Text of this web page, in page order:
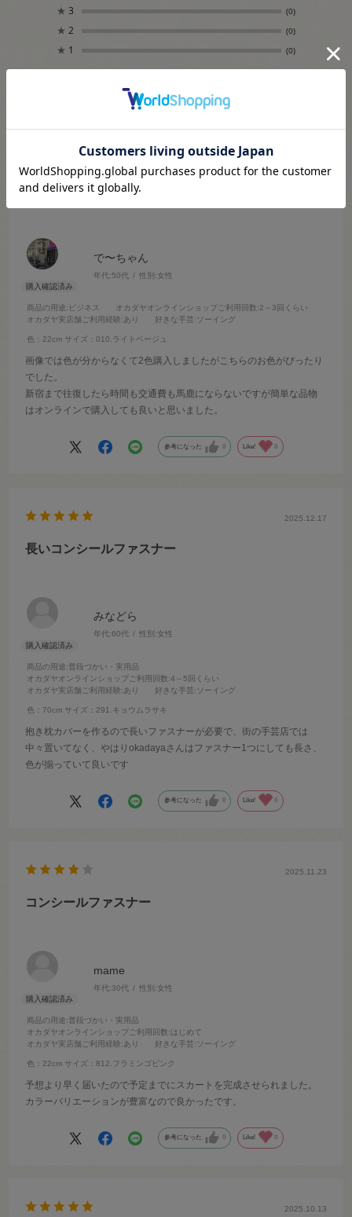
★ 3 (0)
★ 2 (0)
★ 1 (0)
表示：新しい順
で〜ちゃん
年代:50代 性別:女性
商品の用途:ビジネス オカダヤオンラインショップご利用回数:2～3回くらい
オカダヤ実店舗ご利用経験:あり 好きな手芸:ソーイング
色：22cm サイズ：010.ライトベージュ
ドンピシャ！！www
画像では色が分からなくて2色購入しましたがこちらのお色がぴったり
でした。
新宿まで往復したら時間も交通費も馬鹿にならないですが簡単な品物
はオンラインで購入しても良いと思いました。
参考になった 0 Like! 0
みなどら
年代:60代 性別:女性
商品の用途:普段づかい・実用品
オカダヤオンラインショップご利用回数:4～5回くらい
オカダヤ実店舗ご利用経験:あり 好きな手芸:ソーイング
色：70cm サイズ：291.キョウムラサキ
2025.12.17
長いコンシールファスナー
抱き枕カバーを作るので長いファスナーが必要で、街の手芸店では
中々置いてなく、やはりokadayaさんはファスナー1つにしても長さ、
色が揃っていて良いです
参考になった 0 Like! 0
mame
年代:30代 性別:女性
商品の用途:普段づかい・実用品
オカダヤオンラインショップご利用回数:はじめて
オカダヤ実店舗ご利用経験:あり 好きな手芸:ソーイング
色：22cm サイズ：812.フラミンゴピンク
2025.11.23
コンシールファスナー
予想より早く届いたので予定までにスカートを完成させられました。
カラーバリエーションが豊富なので良かったです。
参考になった 0 Like! 0
2025.10.13